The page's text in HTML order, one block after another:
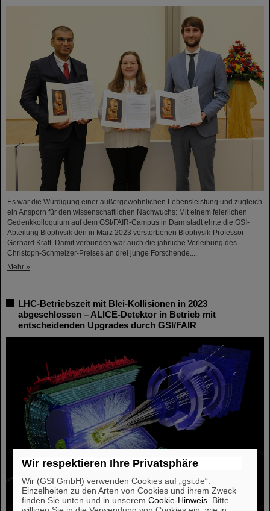
Es war die Würdigung einer außergewöhnlichen Lebensleistung und zugleich
ein Ansporn für den wissenschaftlichen Nachwuchs: Mit einem feierlichen
Gedenkkolloquium auf dem GSI/FAIR-Campus in Darmstadt ehrte die GSI-
Abteilung Biophysik den in März 2023 verstorbenen Biophysik-Professor
Gerhard Kraft. Damit verbunden war auch die jährliche Verleihung des
Christoph-Schmelzer-Preises an drei junge Forschende....
Mehr »
LHC-Betriebszeit mit Blei-Kollisionen in 2023
abgeschlossen – ALICE-Detektor in Betrieb mit
entscheidenden Upgrades durch GSI/FAIR
Wir respektieren Ihre Privatsphäre
Wir (GSI GmbH) verwenden Cookies auf „gsi.de“.
Einzelheiten zu den Arten von Cookies und ihrem Zweck
finden Sie unten und in unseremCookie-Hinweis . Bitte